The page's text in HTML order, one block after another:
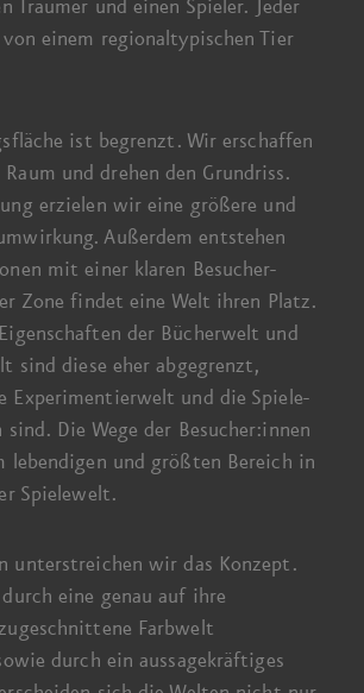
Träumer und einen Spieler. Jeder
einem regional­typischen Tier
ist begrenzt. Wir erschaffen
und drehen den Grund­riss.
erzielen wir eine größere und
Außerdem entstehen
mit einer klaren Besucher­
Zone findet eine Welt ihren Platz.
der Bücher­welt und
sind diese eher abgegrenzt,
Experimentier­welt und die Spiele­
sind. Die Wege der Besucher:innen
lebendigen und größten Bereich in
Spiele­welt.
unter­streichen wir das Konzept.
eine genau auf ihre
Farb­welt
durch ein aussage­kräftiges